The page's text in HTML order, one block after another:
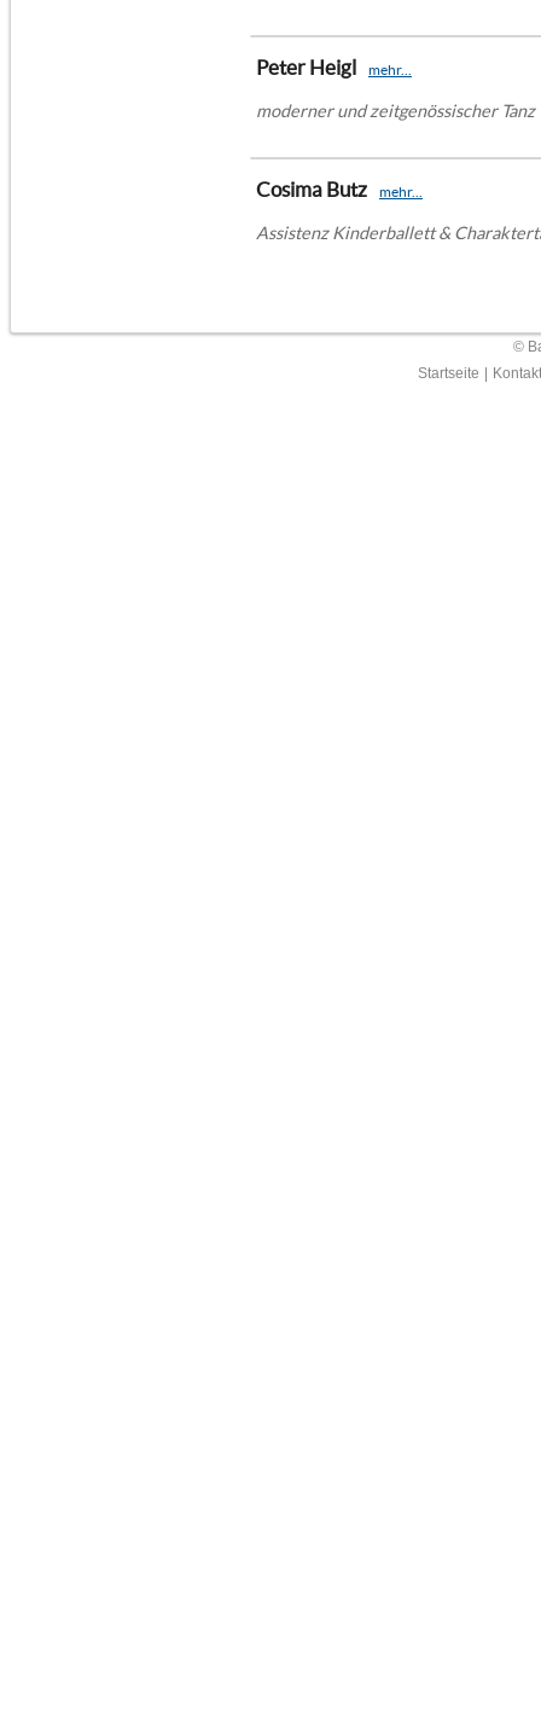
Peter Heigl mehr...
moderner und zeitgenössischer Tanz
Cosima Butz mehr...
Assistenz Kinderballett &
©
Startseite
Kontakt